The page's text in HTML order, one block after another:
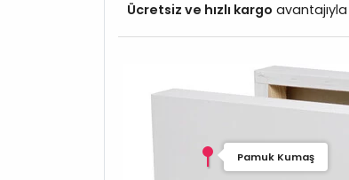
Ücretsiz ve hızlı kargo
Pamuk Kumaş